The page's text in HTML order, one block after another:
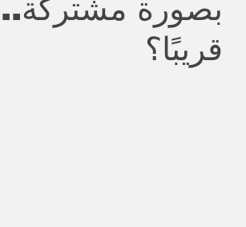
بصورة مشتركة..
قريبًا؟